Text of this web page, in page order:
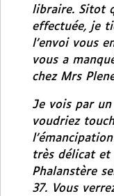
libraire. Sitot
effectuée, je
l’envoi vous
vous a
chez Mrs
Je vois par
voudriez
très délicat
Phalanstère
37. Vous